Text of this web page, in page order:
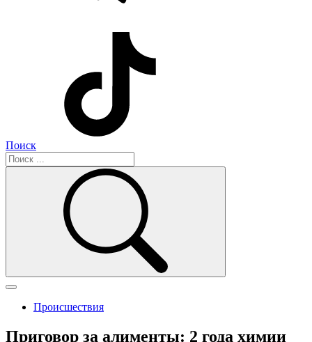
Поиск
Происшествия
Приговор за алименты: 2 года химии